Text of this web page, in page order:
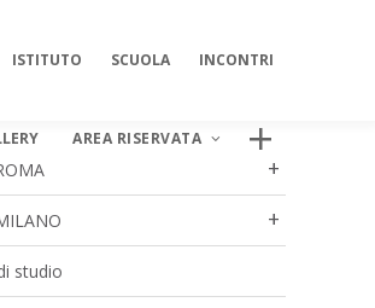
ISTITUTO SCUOLA INCONTRI
AREA RISERVATA
studio